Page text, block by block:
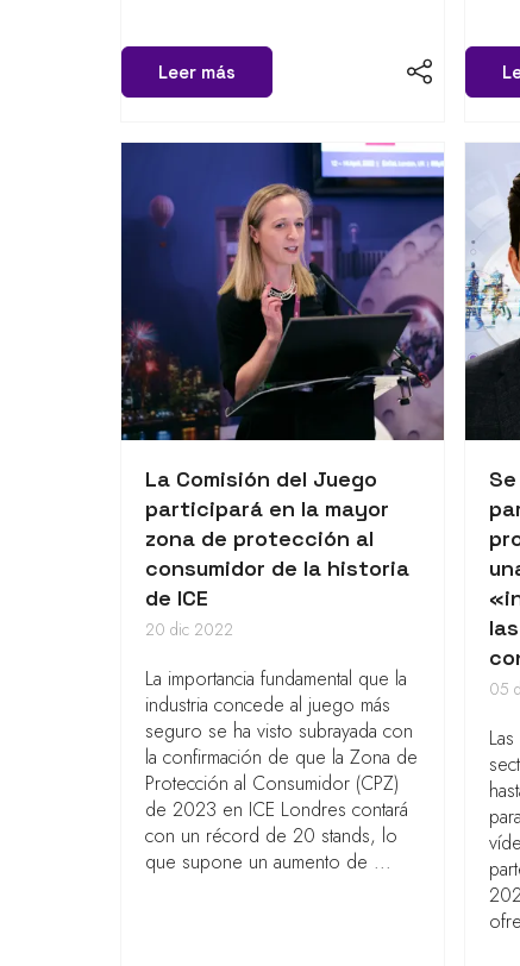
Leer más
La Comisión del Juego
participará en la mayor
zona de protección al
consumidor de la historia
de ICE
20 dic 2022
La importancia fundamental que la
industria concede al juego más
seguro se ha visto subrayada con
la confirmación de que la Zona de
Protección al Consumidor (CPZ)
de 2023 en ICE Londres contará
con un récord de 20 stands, lo
que supone un aumento de ...
05